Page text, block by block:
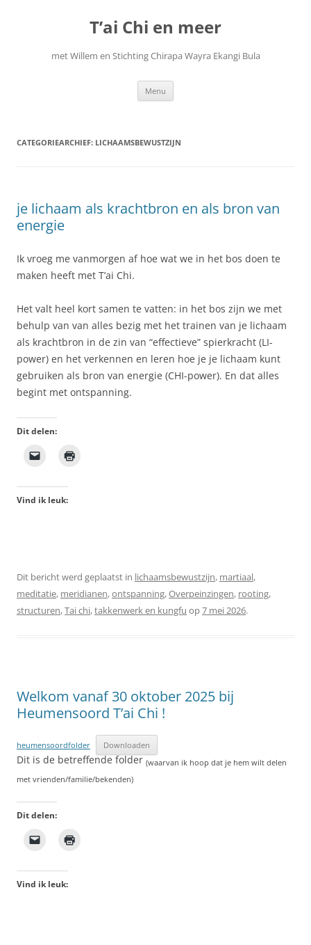
T’ai Chi en meer
met Willem en Stichting Chirapa Wayra Ekangi Bula
Menu
CATEGORIEARCHIEF: LICHAAMSBEWUSTZIJN
je lichaam als krachtbron en als bron van
energie
Ik vroeg me vanmorgen af hoe wat we in het bos doen te
maken heeft met T’ai Chi.
Het valt heel kort samen te vatten: in het bos zijn we met
behulp van van alles bezig met het trainen van je lichaam
als krachtbron in de zin van “effectieve” spierkracht (LI-
power) en het verkennen en leren hoe je je lichaam kunt
gebruiken als bron van energie (CHI-power). En dat alles
begint met ontspanning.
Dit delen:
Vind ik leuk:
Dit bericht werd geplaatst in lichaamsbewustzijn, martiaal,
meditatie, meridianen,ontspanning,Overpeinzingen, rooting,
structuren,Tai chi,takkenwerk en kungfu op7 mei 2026.
Welkom vanaf 30 oktober 2025 bij
Heumensoord T’ai Chi !
heumensoordfolder Downloaden
Dit is de betreffende folder(waarvan ik hoop dat je hem wilt delen
met vrienden/familie/bekenden)
Dit delen:
Vind ik leuk: